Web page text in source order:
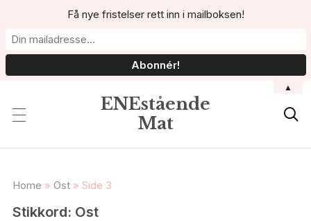
ENEstående
Mat

Home » Ost» Side 3
Stikkord: Ost
Få nye fristelser rett inn i mailboksen!
▲